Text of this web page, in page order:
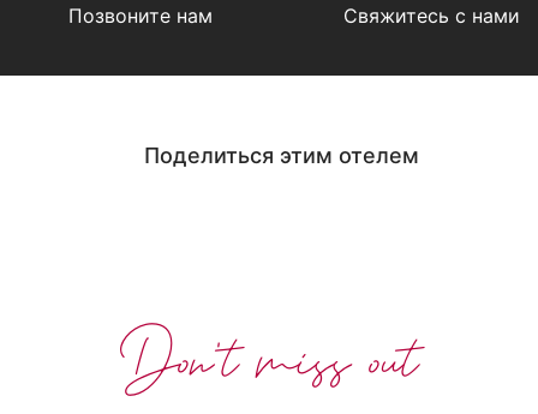
Позвоните нам Свяжитесь с нами
Поделиться этим отелем
Don't miss out